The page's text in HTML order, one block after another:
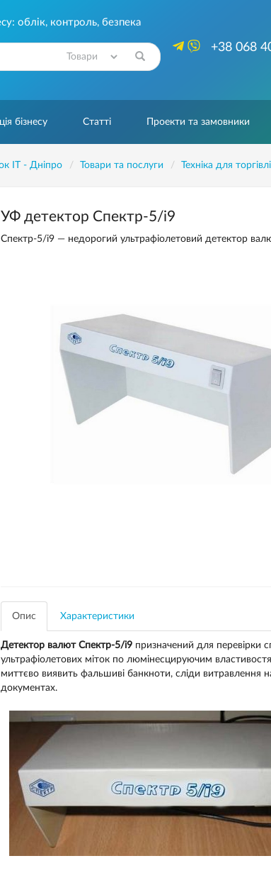
облік, контроль, безпека
+38 068
бізнесу Статті Проекти та замовники
IT - Дніпро Товари та послуги Техніка для
УФ детектор Спектр-5/і9
Спектр-5/і9 — недорогий ультрафіолетовий детектор
Опис Характеристики
Детектор валют Спектр-5/і9 призначений для перевірки
ультрафіолетових міток по люмінесцируючим
миттєво виявить фальшиві банкноти, сліди витравлення
документах.